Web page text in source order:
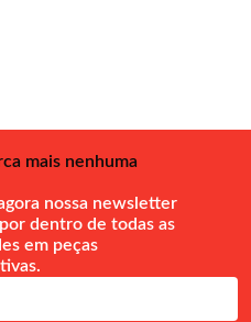
mais nenhuma
nossa newsletter
dentro de todas as
em peças